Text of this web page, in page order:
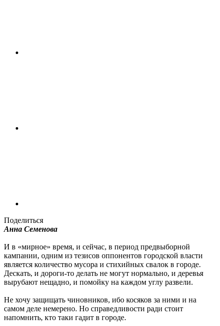
Поделиться
Анна Семенова
И в «мирное» время, и сейчас, в период предвыборной
кампании, одним из тезисов оппонентов городской власти
является количество мусора и стихийных свалок в городе.
Дескать, и дороги-то делать не могут нормально, и деревья
вырубают нещадно, и помойку на каждом углу развели.
Не хочу защищать чиновников, ибо косяков за ними и на
самом деле немерено. Но справедливости ради стоит
напомнить, кто таки гадит в городе.